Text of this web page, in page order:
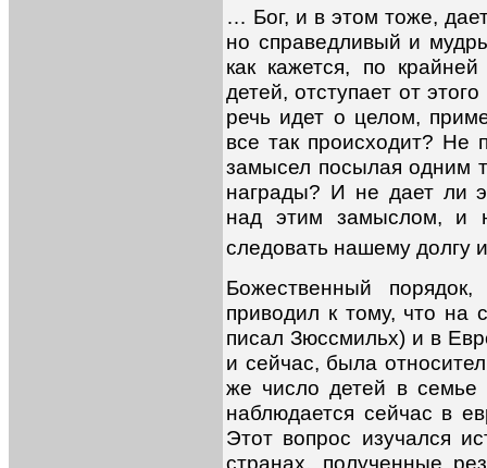
… Бог, и в этом тоже,
но справедливый и
как кажется, по
детей, отступает от
речь идет о целом,
все так происходит? Не
замысел посылая одним
награды? И не дает ли
над этим замыслом, и
следовать нашему долгу
Божественный
приводил к тому, что на
писал Зюссмильх) и в
и сейчас, была
же число детей в семье
наблюдается сейчас в
Этот вопрос изучался
странах, полученные